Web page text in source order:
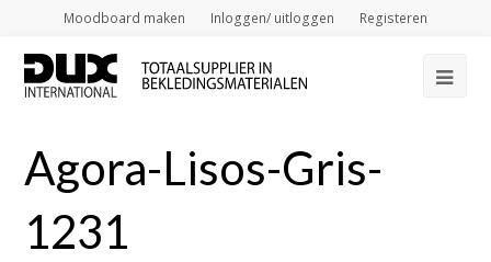
Moodboard maken Inloggen/ uitloggen Registeren
Agora-Lisos-Gris-
1231